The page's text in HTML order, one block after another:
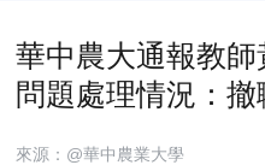
華中農大通報教
問題處理情況：
來源：@華中農業大學